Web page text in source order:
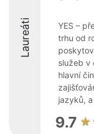
Laureáti
YES –
trhu od
služeb v
hlavní
jazyků,
9.7